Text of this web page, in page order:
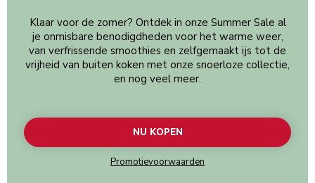
Klaar voor de zomer? Ontdek in onze Summer Sale al
je onmisbare benodigdheden voor het warme weer,
van verfrissende smoothies en zelfgemaakt ijs tot de
vrijheid van buiten koken met onze snoerloze collectie,
en nog veel meer.
NU KOPEN
Promotievoorwaarden